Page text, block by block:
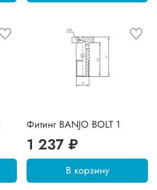
Фитинг BANJO BOLT 1
1 237 ₽
В корзину